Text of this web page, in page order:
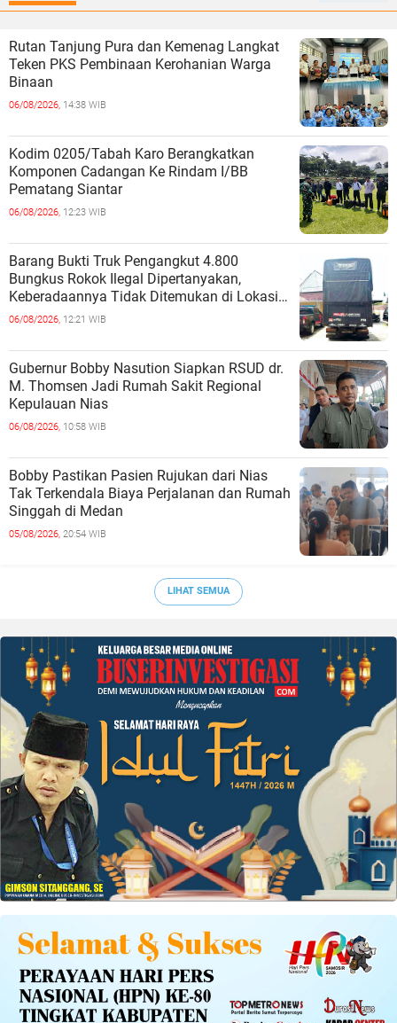
Rutan Tanjung Pura dan Kemenag Langkat
Teken PKS Pembinaan Kerohanian Warga
Binaan
06/08/2026, 14:38 WIB
Kodim 0205/Tabah Karo Berangkatkan
Komponen Cadangan Ke Rindam I/BB
Pematang Siantar
06/08/2026, 12:23 WIB
Barang Bukti Truk Pengangkut 4.800
Bungkus Rokok Ilegal Dipertanyakan,
Keberadaannya Tidak Ditemukan di Lokasi
Penyimpanan
06/08/2026, 12:21 WIB
Gubernur Bobby Nasution Siapkan RSUD dr.
M. Thomsen Jadi Rumah Sakit Regional
Kepulauan Nias
06/08/2026, 10:58 WIB
Bobby Pastikan Pasien Rujukan dari Nias
Tak Terkendala Biaya Perjalanan dan Rumah
Singgah di Medan
05/08/2026, 20:54 WIB
LIHAT SEMUA